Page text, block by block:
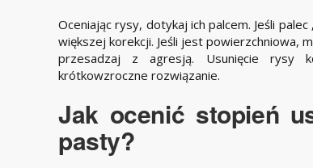
Oceniając rysy, dotykaj ich palcem. Jeśli
większej korekcji. Jeśli jest powierzchniowa,
przesadzaj z agresją. Usunięcie rysy
krótkowzroczne rozwiązanie.
Jak ocenić stopień
pasty?